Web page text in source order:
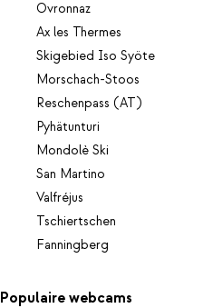
Ovronnaz
Ax les Thermes
Skigebied Iso Syöte
Morschach-Stoos
Reschenpass (AT)
Pyhätunturi
Mondolè Ski
San Martino
Valfréjus
Tschiertschen
Fanningberg
Populaire webcams